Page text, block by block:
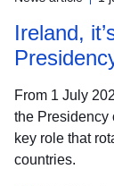
Ireland,
From 1 July
the Presidency
key role that
countries.